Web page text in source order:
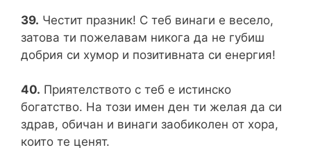
39. Честит празник! С теб винаги е весело,
затова ти пожелавам никога да не губиш
добрия си хумор и позитивната си енергия!
40. Приятелството с теб е истинско
богатство. На този имен ден ти желая да си
здрав, обичан и винаги заобиколен от хора,
които те ценят.